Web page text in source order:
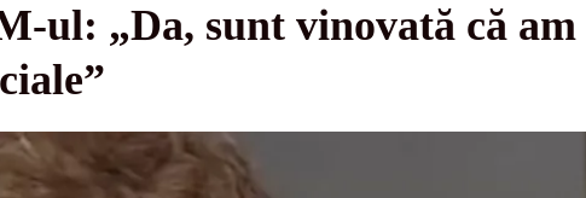
ul: „Da, sunt vinovată că am